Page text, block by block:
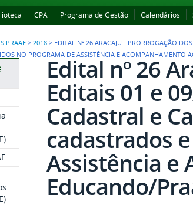
CPA Programa de Gestão Calendários
PRAAE > 2018 > EDITAL Nº 26 ARACAJU - PRORROGAÇÃO
NO PROGRAMA DE ASSISTÊNCIA E ACOMPANHAMENTO
Edital nº 26
Editais 01 e
Cadastral e
cadastrados
Assistência e
Educando/